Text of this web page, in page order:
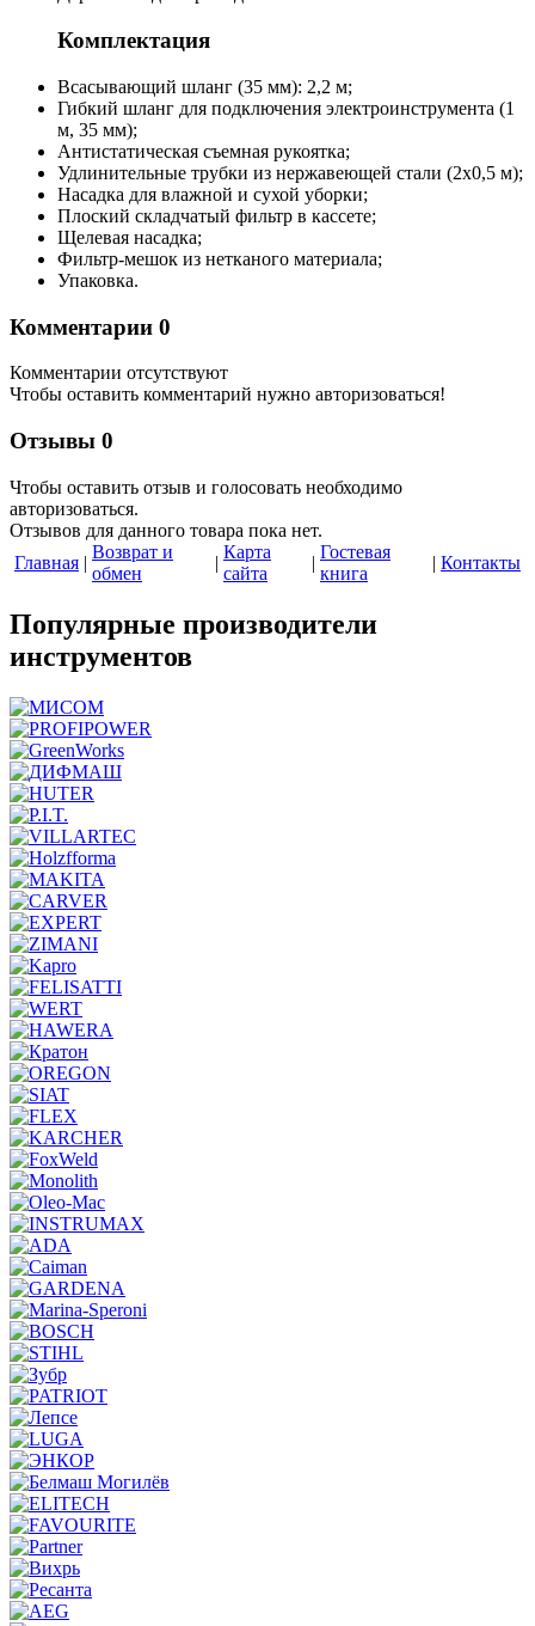
Комплектация
Всасывающий шланг (35 мм): 2,2 м;
Гибкий шланг для подключения электроинструмента (1
м, 35 мм);
Антистатическая съемная рукоятка;
Удлинительные трубки из нержавеющей стали (2х0,5 м);
Насадка для влажной и сухой уборки;
Плоский складчатый фильтр в кассете;
Щелевая насадка;
Фильтр-мешок из нетканого материала;
Упаковка.
Комментарии 0
Комментарии отсутствуют
Чтобы оставить комментарий нужно авторизоваться!
Отзывы 0
Чтобы оcтавить отзыв и голосовать необходимо
авторизоваться.
Отзывов для данного товара пока нет.
Главная |
Возврат и
обмен
|
Карта
сайта
|
Гостевая
книга
| Контакты
Популярные производители
инструментов